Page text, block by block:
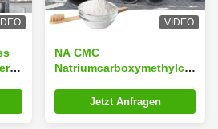
3
VIDEO
NA CMC
Batterieklasse
Jetzt Anfragen